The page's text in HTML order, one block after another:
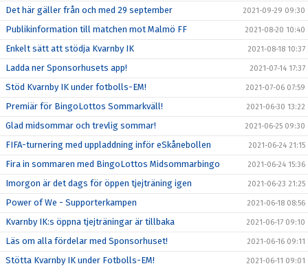
Det här gäller från och med 29 september 2021-09-29 09:30
Publikinformation till matchen mot Malmö FF 2021-08-20 10:40
Enkelt sätt att stödja Kvarnby IK 2021-08-18 10:37
Ladda ner Sponsorhusets app! 2021-07-14 17:37
Stöd Kvarnby IK under fotbolls-EM! 2021-07-06 07:59
Premiär för BingoLottos Sommarkväll! 2021-06-30 13:22
Glad midsommar och trevlig sommar! 2021-06-25 09:30
FIFA-turnering med uppladdning inför eSkånebollen 2021-06-24 21:15
Fira in sommaren med BingoLottos Midsommarbingo 2021-06-24 15:36
Imorgon är det dags för öppen tjejträning igen 2021-06-23 21:25
Power of We - Supporterkampen 2021-06-18 08:56
Kvarnby IK:s öppna tjejträningar är tillbaka 2021-06-17 09:10
Läs om alla fördelar med Sponsorhuset! 2021-06-16 09:11
Stötta Kvarnby IK under Fotbolls-EM! 2021-06-11 09:01